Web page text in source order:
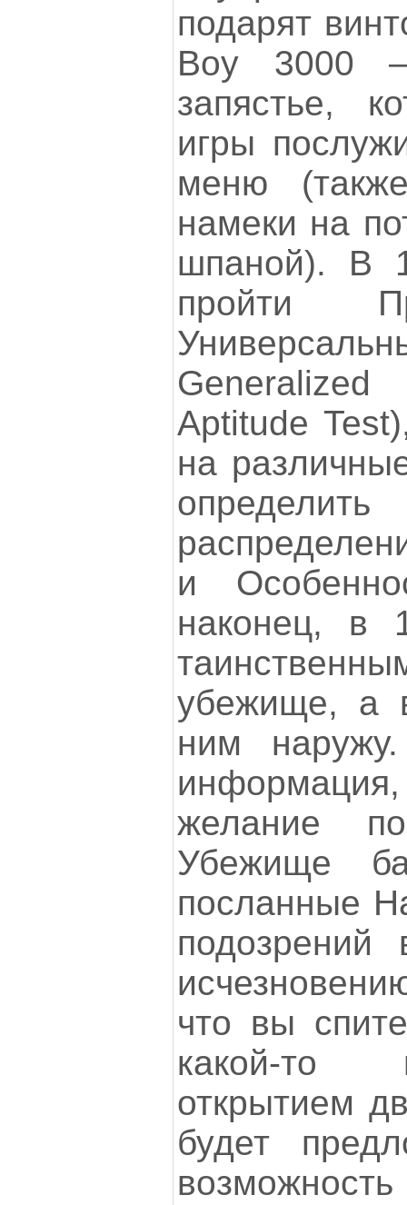
подарят
Boy 3000
запястье,
игры
меню
намеки на
шпаной). В
пройти
Aptitude
на
и
наконец, в
убежище, а
ним
желание
Убежище
посланные
подозрений
что вы
какой-то
открытием
будет